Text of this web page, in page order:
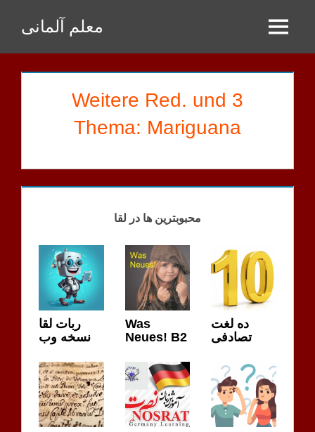
Inhalt
springen
معلم آلمانی Menu
3 Weitere Red. und
Thema: Mariguana
محبوبترین ها در لقا
ربات لقا
نسخه وب
Was
Neues! B2
ده لغت
تصادفی